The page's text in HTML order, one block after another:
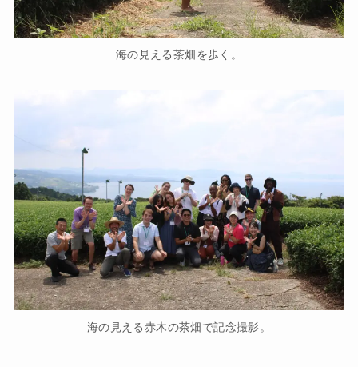
海の見える茶畑を歩く。
海の見える赤木の茶畑で記念撮影。